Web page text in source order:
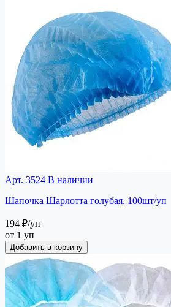
Арт. 3524 В наличии
Шапочка Шарлотта голубая, 100шт/уп
194 ₽/уп
от 1 уп
Добавить в корзину